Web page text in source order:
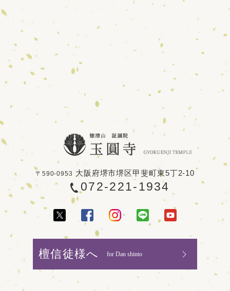
〒590-0953 大阪府堺市堺区甲斐町東5丁2-10
072-221-1934
檀信徒様へ for Dan shinto